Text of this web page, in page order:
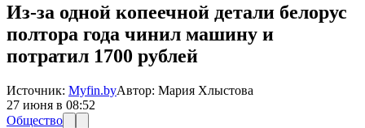
Из-за одной копеечной детали белорус
полтора года чинил машину и
потратил 1700 рублей
Источник: Myfin.byАвтор: Мария Хлыстова
27 июня в 08:52
Общество